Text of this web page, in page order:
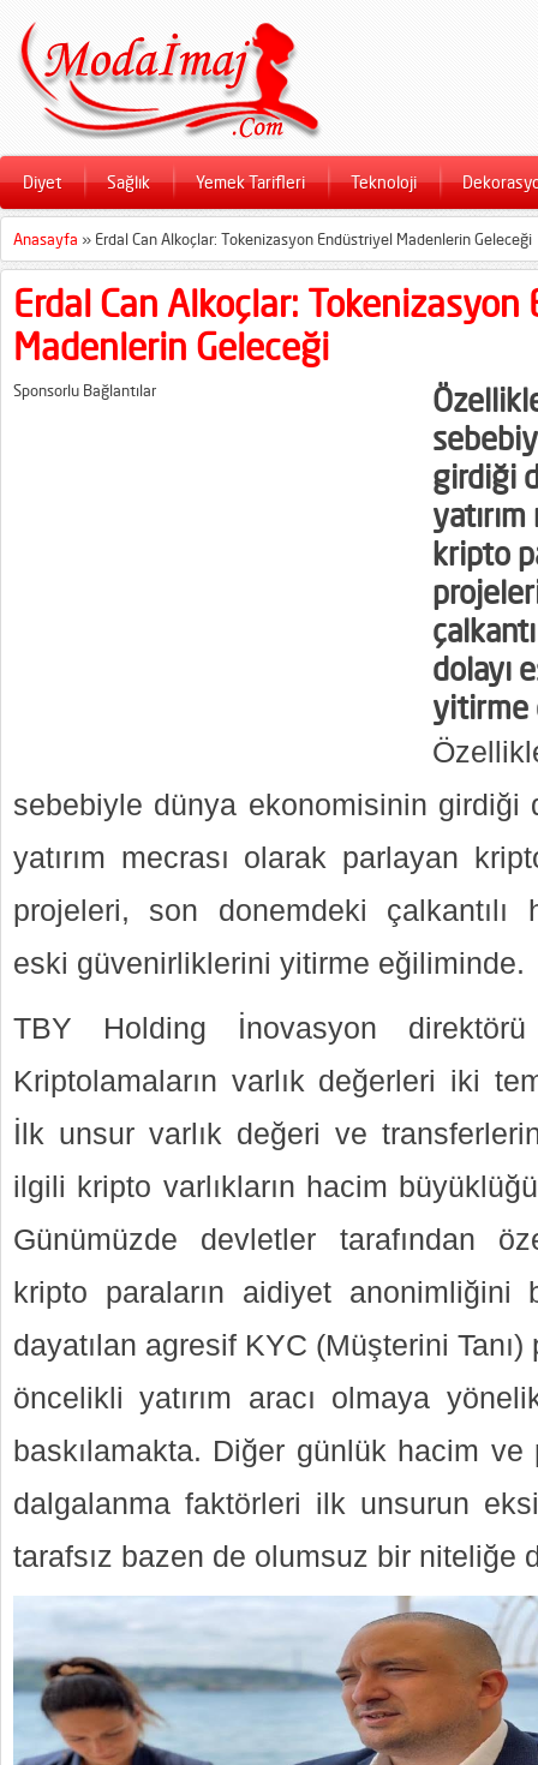
Diyet Sağlık Yemek Tarifleri Teknoloji
Anasayfa » Erdal Can Alkoçlar: Tokenizasyon Endüstriyel Madenlerin Geleceği
Erdal Can Alkoçlar:
Madenlerin Geleceği
Sponsorlu Bağlantılar
girdiği
kripto
dolayı
yitirme
sebebiyle dünya ekonomisinin girdiği
yatırım mecrası olarak parlayan
projeleri, son donemdeki çalkantılı
eski güvenirliklerini yitirme eğiliminde.
TBY Holding İnovasyon
Kriptolamaların varlık değerleri iki
İlk unsur varlık değeri ve
ilgili kripto varlıkların hacim
Günümüzde devletler tarafından
kripto paraların aidiyet anonimliğini
dayatılan agresif KYC (Müşterini Tanı)
öncelikli yatırım aracı olmaya
baskılamakta. Diğer günlük hacim ve
dalgalanma faktörleri ilk unsurun
tarafsız bazen de olumsuz bir niteliğe